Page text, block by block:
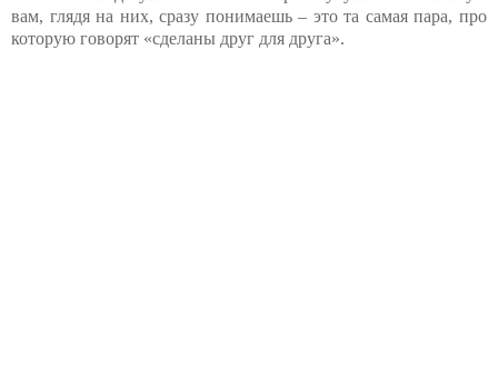
вам, глядя на них, сразу понимаешь – это та самая пара, про
которую говорят «сделаны друг для друга».